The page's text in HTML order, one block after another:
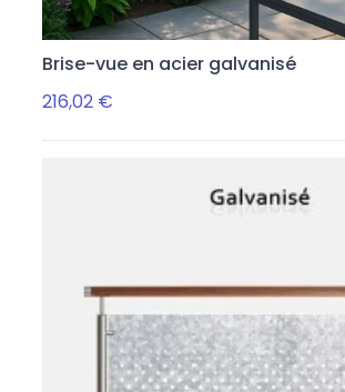
Brise-vue en acier galvanisé
216,02 €